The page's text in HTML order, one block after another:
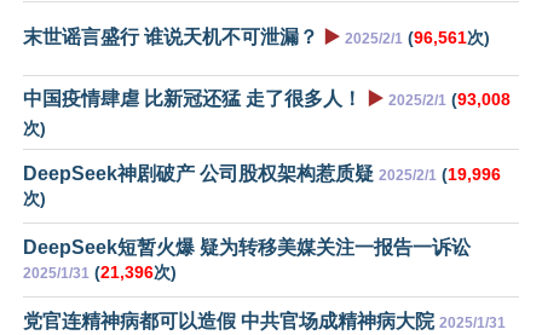
末世谣言盛行 谁说天机不可泄漏？ ▶️ 2025/2/1 (96,561次)
中国疫情肆虐 比新冠还猛 走了很多人！ ▶️ 2025/2/1 (93,008
次)
DeepSeek神剧破产 公司股权架构惹质疑 2025/2/1 (19,996
次)
DeepSeek短暂火爆 疑为转移美媒关注一报告一诉讼
2025/1/31 (21,396次)
党官连精神病都可以造假 中共官场成精神病大院 2025/1/31